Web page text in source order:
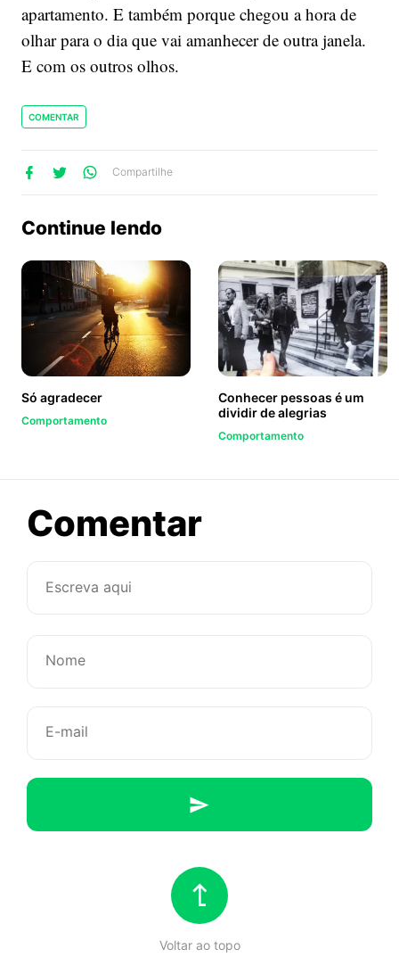
apartamento. E também porque chegou a hora de
olhar para o dia que vai amanhecer de outra janela.
E com os outros olhos.
COMENTAR
Compartilhe
Continue lendo
Só agradecer
Comportamento
Conhecer pessoas é um
dividir de alegrias
Comportamento
Comentarsobre
também
passado
Voltar ao topo